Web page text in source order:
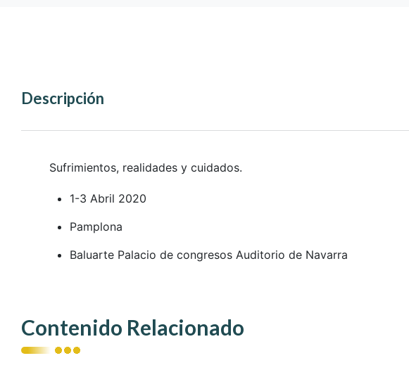
Descripción
Sufrimientos, realidades y cuidados.
1-3 Abril 2020
Pamplona
Baluarte Palacio de congresos Auditorio de Navarra
Contenido Relacionado